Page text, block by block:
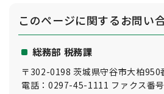
このページに関するお問い
総務部 税務課
〒302-0198 茨城県守谷市大柏950
電話：0297-45-1111 ファクス番